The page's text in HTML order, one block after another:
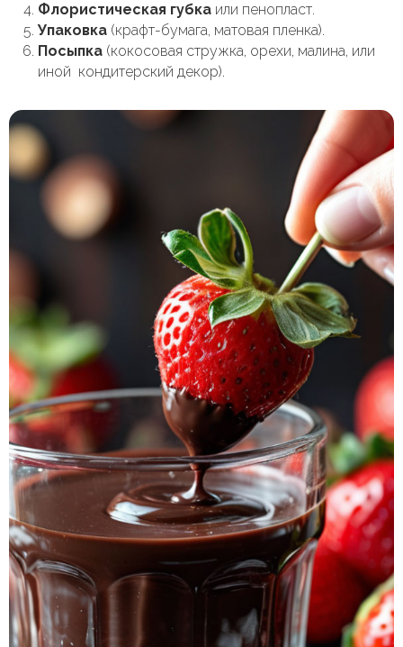
Флористическая губка или пенопласт.
Упаковка (крафт-бумага, матовая пленка).
Посыпка (кокосовая стружка, орехи, малина, или
иной кондитерский декор).